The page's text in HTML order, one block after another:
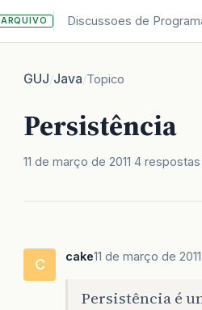
ARQUIVO Discussoes de
GUJ/Java/Topico
Persistência
11 de março de 2011 4 respostas
C cake11 de março de 2011
Persistência é